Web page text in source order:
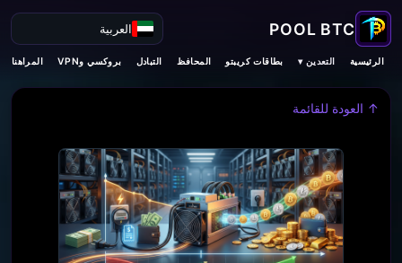
العربية
الرئيسية التعدين ▾ بطاقات كريبتو المحافظ التبادل بروكسي وVPN المراهنات
↑ العودة للقائمة